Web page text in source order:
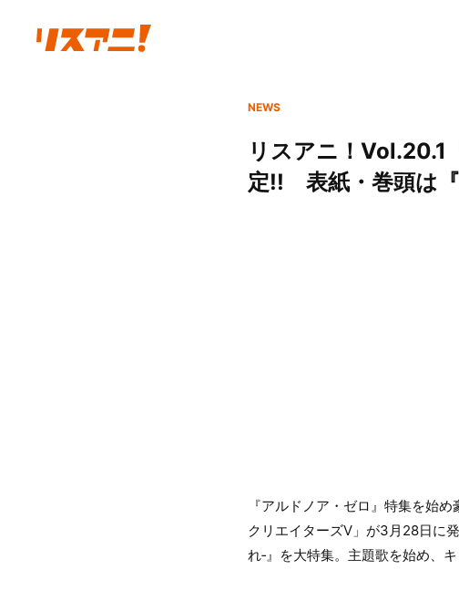
NEWS
リスアニ！Vol.20.1
定!! 表紙・巻頭は『
『アルドノア・ゼロ』特集を始
クリエイターズⅤ」が3月28日に
れ‐』を大特集。主題歌を始め、